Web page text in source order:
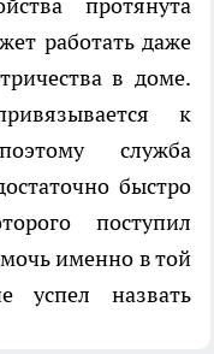
протянута
работать даже
в доме.
к
служба
быстро
поступил
именно в той
успел назвать